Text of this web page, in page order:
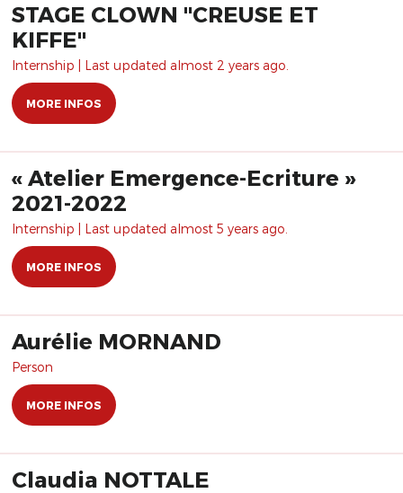
STAGE CLOWN "CREUSE ET
KIFFE"
Internship | Last updated almost 2 years ago.
MORE INFOS
« Atelier Emergence-Ecriture »
2021-2022
Internship | Last updated almost 5 years ago.
MORE INFOS
Aurélie MORNAND
Person
MORE INFOS
Claudia NOTTALE